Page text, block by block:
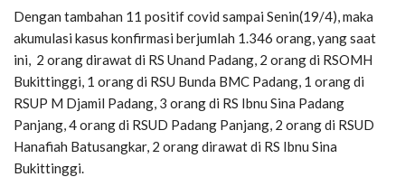
Dengan tambahan 11 positif covid sampai Senin(19/4), maka
akumulasi kasus konfirmasi berjumlah 1.346 orang, yang saat
ini, 2 orang dirawat di RS Unand Padang, 2 orang di RSOMH
Bukittinggi, 1 orang di RSU Bunda BMC Padang, 1 orang di
RSUP M Djamil Padang, 3 orang di RS Ibnu Sina Padang
Panjang, 4 orang di RSUD Padang Panjang, 2 orang di RSUD
Hanafiah Batusangkar, 2 orang dirawat di RS Ibnu Sina
Bukittinggi.